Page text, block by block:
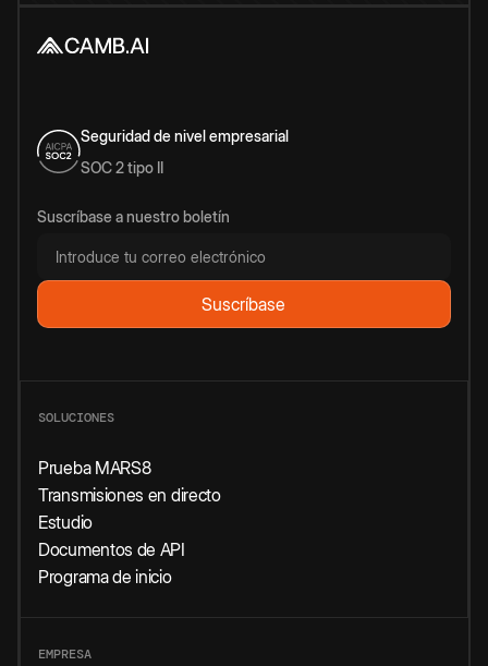
Seguridad de nivel empresarial
SOC 2 tipo II
Suscríbase a nuestro boletín
SOLUCIONES
Prueba MARS8
Transmisiones en directo
Estudio
Documentos de API
Programa de inicio
EMPRESA